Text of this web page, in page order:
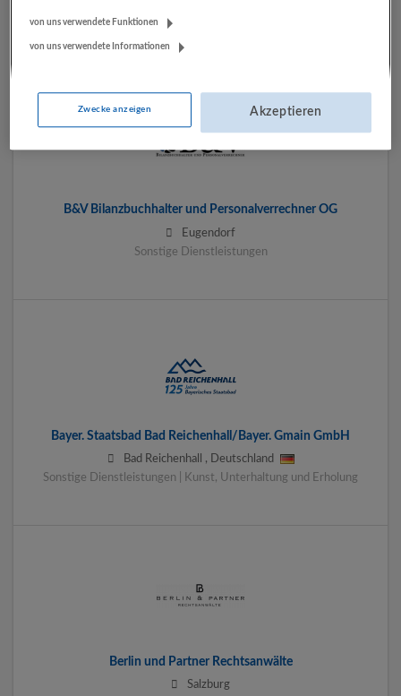
B&V Bilanzbuchhalter und Personalverrechner OG
Eugendorf
Sonstige Dienstleistungen
Bayer. Staatsbad Bad Reichenhall/Bayer. Gmain GmbH
Bad Reichenhall ,
Deutschland
Sonstige Dienstleistungen | Kunst, Unterhaltung und Erholung
Berlin und Partner Rechtsanwälte
Salzburg
von uns verwendete Funktionen
von uns verwendete Informationen
Zwecke anzeigen Akzeptieren